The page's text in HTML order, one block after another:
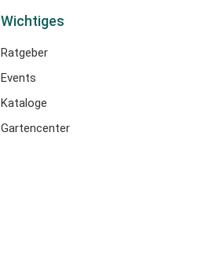
Wichtiges
Ratgeber
Events
Kataloge
Gartencenter